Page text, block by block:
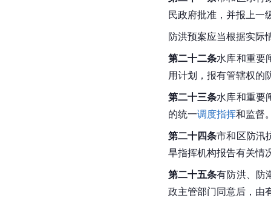
民政府批准，并报上一
防洪预案应当根据实际
第二十二条水库和重要
用计划，报有管辖权的
第二十三条水库和重要
的统一调度指挥和监督
第二十四条市和区防汛
旱指挥机构报告有关情
第二十五条有防洪、防
政主管部门同意后，由